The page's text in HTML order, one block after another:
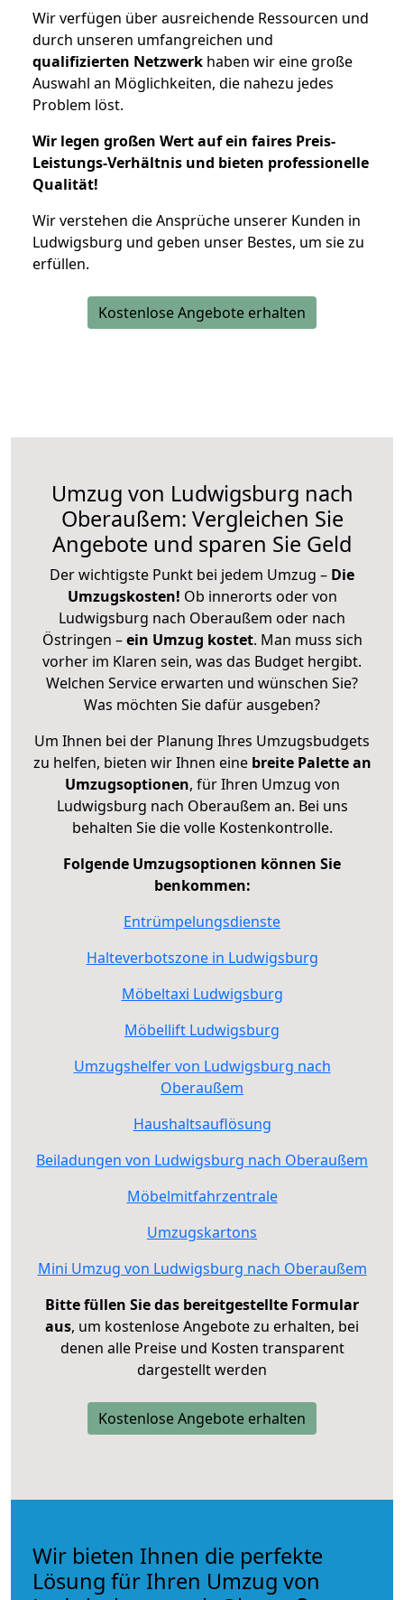
Wir verfügen über ausreichende Ressourcen und
durch unseren umfangreichen und
qualifizierten Netzwerk haben wir eine große
Auswahl an Möglichkeiten, die nahezu jedes
Problem löst.
Wir legen großen Wert auf ein faires Preis-
Leistungs-Verhältnis und bieten professionelle
Qualität!
Wir verstehen die Ansprüche unserer Kunden in
Ludwigsburg und geben unser Bestes, um sie zu
erfüllen.
Kostenlose Angebote erhalten
Umzug von Ludwigsburg nach
Oberaußem: Vergleichen Sie
Angebote und sparen Sie Geld
Der wichtigste Punkt bei jedem Umzug – Die
Umzugskosten! Ob innerorts oder von
Ludwigsburg nach Oberaußem oder nach
Östringen –ein Umzug kostet. Man muss sich
vorher im Klaren sein, was das Budget hergibt.
Welchen Service erwarten und wünschen Sie?
Was möchten Sie dafür ausgeben?
Um Ihnen bei der Planung Ihres Umzugsbudgets
zu helfen, bieten wir Ihnen eine breite Palette an
Umzugsoptionen, für Ihren Umzug von
Ludwigsburg nach Oberaußem an. Bei uns
behalten Sie die volle Kostenkontrolle.
Folgende Umzugsoptionen können Sie
benkommen:
Entrümpelungsdienste
Halteverbotszone in Ludwigsburg
Möbeltaxi Ludwigsburg
Möbellift Ludwigsburg
Umzugshelfer von Ludwigsburg nach
Oberaußem
Haushaltsauflösung
Beiladungen von Ludwigsburg nach Oberaußem
Möbelmitfahrzentrale
Umzugskartons
Mini Umzug von Ludwigsburg nach Oberaußem
Bitte füllen Sie das bereitgestellte Formular
aus, um kostenlose Angebote zu erhalten, bei
denen alle Preise und Kosten transparent
dargestellt werden
Kostenlose Angebote erhalten
Wir bieten Ihnen die perfekte
Lösung für Ihren Umzug von